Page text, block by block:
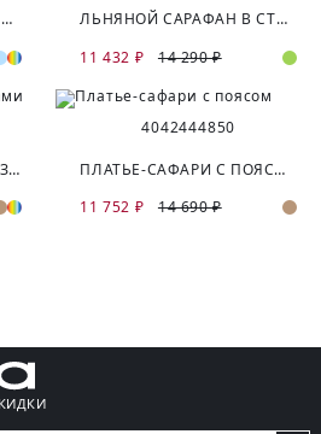
ПРИТАЛЕННОЕ ПЛАТЬЕ ИЗ ТВИДОВОЙ ТКАНИ
ЛЬНЯНОЙ САРАФАН В СТИЛЕ САФАРИ
11 432 ₽
14 290 ₽
ПЛАТЬЕ САФАРИ С РАЗРЕЗАМИ
4042444850
ПЛАТЬЕ-САФАРИ С ПОЯСОМ
11 752 ₽
14 690 ₽